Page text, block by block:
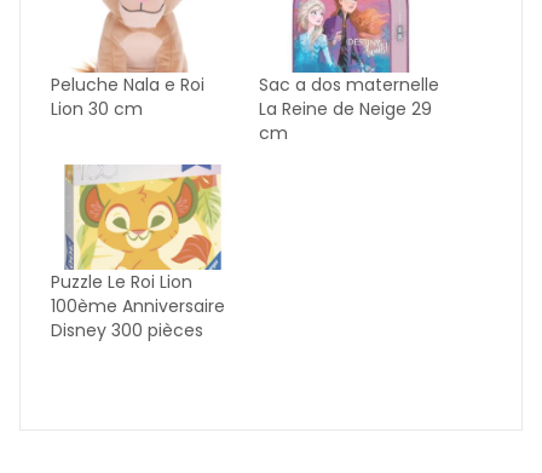
Peluche Nala e Roi
Lion 30 cm
Sac a dos maternelle
La Reine de Neige 29
cm
Puzzle Le Roi Lion
100ème Anniversaire
Disney 300 pièces